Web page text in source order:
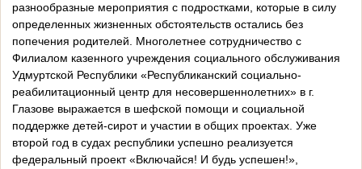
разнообразные мероприятия с подростками, которые в силу
определенных жизненных обстоятельств остались без
попечения родителей. Многолетнее сотрудничество с
Филиалом казенного учреждения социального обслуживания
Удмуртской Республики «Республиканский социально-
реабилитационный центр для несовершеннолетних» в г.
Глазове выражается в шефской помощи и социальной
поддержке детей-сирот и участии в общих проектах. Уже
второй год в судах республики успешно реализуется
федеральный проект «Включайся! И будь успешен!»,